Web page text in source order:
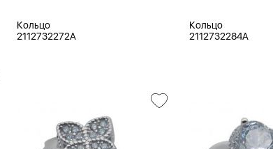
Кольцо
2112732272A
Кольцо
2112732284A